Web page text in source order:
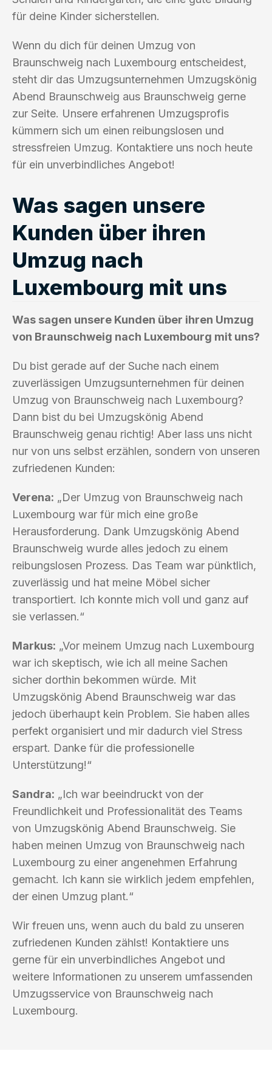
für deine Kinder sicherstellen.
Wenn du dich für deinen Umzug von
Braunschweig nach Luxembourg entscheidest,
steht dir das Umzugsunternehmen Umzugskönig
Abend Braunschweig aus Braunschweig gerne
zur Seite. Unsere erfahrenen Umzugsprofis
kümmern sich um einen reibungslosen und
stressfreien Umzug. Kontaktiere uns noch heute
für ein unverbindliches Angebot!
Was sagen unsere
Kunden über ihren
Umzug nach
Luxembourg mit uns
Was sagen unsere Kunden über ihren Umzug
von Braunschweig nach Luxembourg mit uns?
Du bist gerade auf der Suche nach einem
zuverlässigen Umzugsunternehmen für deinen
Umzug von Braunschweig nach Luxembourg?
Dann bist du bei Umzugskönig Abend
Braunschweig genau richtig! Aber lass uns nicht
nur von uns selbst erzählen, sondern von unseren
zufriedenen Kunden:
Verena: „Der Umzug von Braunschweig nach
Luxembourg war für mich eine große
Herausforderung. Dank Umzugskönig Abend
Braunschweig wurde alles jedoch zu einem
reibungslosen Prozess. Das Team war pünktlich,
zuverlässig und hat meine Möbel sicher
transportiert. Ich konnte mich voll und ganz auf
sie verlassen.“
Markus: „Vor meinem Umzug nach Luxembourg
war ich skeptisch, wie ich all meine Sachen
sicher dorthin bekommen würde. Mit
Umzugskönig Abend Braunschweig war das
jedoch überhaupt kein Problem. Sie haben alles
perfekt organisiert und mir dadurch viel Stress
erspart. Danke für die professionelle
Unterstützung!“
Sandra: „Ich war beeindruckt von der
Freundlichkeit und Professionalität des Teams
von Umzugskönig Abend Braunschweig. Sie
haben meinen Umzug von Braunschweig nach
Luxembourg zu einer angenehmen Erfahrung
gemacht. Ich kann sie wirklich jedem empfehlen,
der einen Umzug plant.“
Wir freuen uns, wenn auch du bald zu unseren
zufriedenen Kunden zählst! Kontaktiere uns
gerne für ein unverbindliches Angebot und
weitere Informationen zu unserem umfassenden
Umzugsservice von Braunschweig nach
Luxembourg.